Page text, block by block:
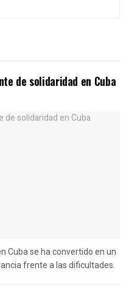
de solidaridad en Cuba
Cuba se ha convertido en un
frente a las dificultades.